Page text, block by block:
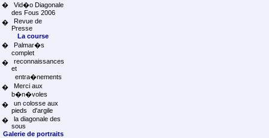
�
Vid�o Diagonale
des Fous 2006
�
Revue de
Presse
La course
�
Palmar�s
complet
�
reconnaissances
et
entra�nements
�
Merci aux
b�n�voles
�
un colosse aux
pieds d'argile
�
la diagonale des
sous
Galerie de portraits